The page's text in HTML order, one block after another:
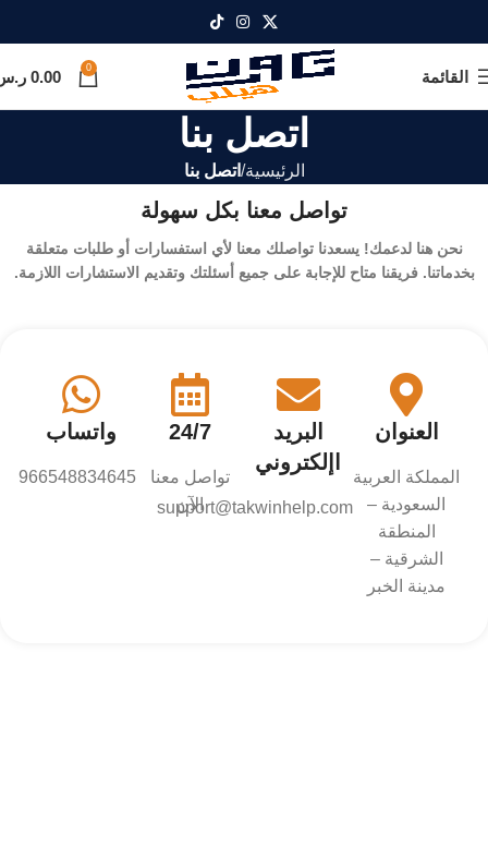
القائمة 0
0.00
اتصل بنا
الرئيسية اتصل بنا
تواصل معنا بكل سهولة
نحن هنا لدعمك! يسعدنا تواصلك معنا لأي استفسارات أو طلبات متعلقة
بخدماتنا. فريقنا متاح للإجابة على جميع أسئلتك وتقديم الاستشارات اللازمة.
العنوان
المملكة العربية
السعودية –
المنطقة
الشرقية –
مدينة الخبر
البريد
اإلكتروني
support@takwinhelp.com
24/7
تواصل معنا
الآن
واتساب
966548834645